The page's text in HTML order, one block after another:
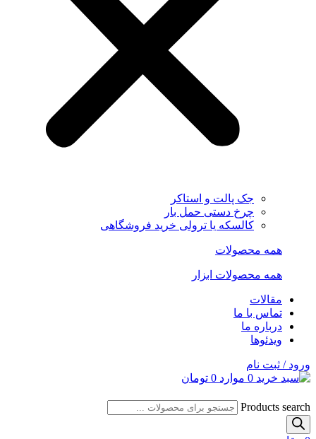
جک پالت و استاکر
چرخ دستی حمل بار
کالسکه یا ترولی خرید فروشگاهی
همه محصولات
همه محصولات ابزار
مقالات
تماس با ما
درباره ما
ویدئوها
ورود / ثبت نام
0 موارد 0 تومان
Products search